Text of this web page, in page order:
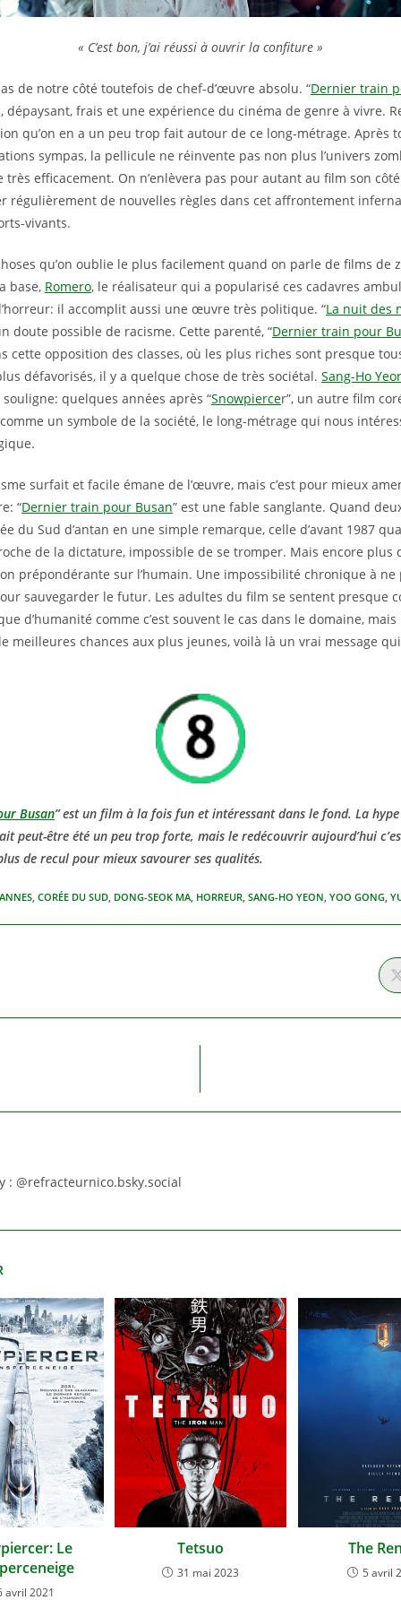
« C’est bon, j’ai réussi à ouvrir la confiture »
de notre côté toutefois de chef-d’œuvre absolu. “Dernier train
dépaysant, frais et une expérience du cinéma de genre à vivre.
qu’on en a un peu trop fait autour de ce long-métrage. Après
sympas, la pellicule ne réinvente pas non plus l’univers
très efficacement. On n’enlèvera pas pour autant au film son
régulièrement de nouvelles règles dans cet affrontement
vivants.
qu’on oublie le plus facilement quand on parle de films de
base, Romero, le réalisateur qui a popularisé ces cadavres
il accomplit aussi une œuvre très politique. “La nuit des
doute possible de racisme. Cette parenté, “Dernier train pour
cette opposition des classes, où les plus riches sont presque
défavorisés, il y a quelque chose de très sociétal. Sang-Ho
quelques années après “Snowpiercer”, un autre film
un symbole de la société, le long-métrage qui nous
surfait et facile émane de l’œuvre, mais c’est pour mieux
“Dernier train pour Busan” est une fable sanglante. Quand
du Sud d’antan en une simple remarque, celle d’avant 1987
de la dictature, impossible de se tromper. Mais encore plus
prépondérante sur l’humain. Une impossibilité chronique à ne
sauvegarder le futur. Les adultes du film se sentent presque
d’humanité comme c’est souvent le cas dans le domaine,
meilleures chances aux plus jeunes, voilà là un vrai message
Busan” est un film à la fois fun et intéressant dans le fond. La
peut-être été un peu trop forte, mais le redécouvrir aujourd’hui
de recul pour mieux savourer ses qualités.
, CORÉE DU SUD, DONG-SEOK MA, HORREUR, SANG-HO YEON, YOO GONG,
: @refracteurnico.bsky.social
Le
avril 2021
Tetsuo
31 mai 2023
The
5 avril